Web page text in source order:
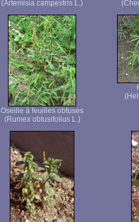
(Artemisia campestris L.)
Oseille à feuilles obtuses
(Rumex obtusifolius L.)